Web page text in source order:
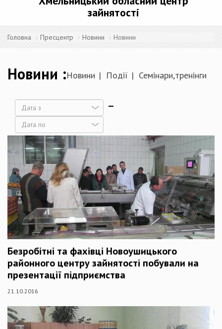
зайнятості
Головна Пресцентр Новини Новини
Новини Новини Події Семінари,тренінги
Дата
Дата
Безробітні та фахівці Новоушицького
районного центру зайнятості побували на
презентації підприємства
21.10.2016